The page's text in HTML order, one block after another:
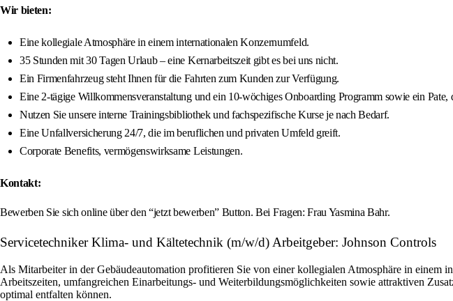
Wir bieten:
Eine kollegiale Atmosphäre in einem internationalen Konzernumfeld.
35 Stunden mit 30 Tagen Urlaub – eine Kernarbeitszeit gibt es bei uns nicht.
Ein Firmenfahrzeug steht Ihnen für die Fahrten zum Kunden zur Verfügung.
Eine 2-tägige Willkommensveranstaltung und ein 10-wöchiges Onboarding Programm sowie ein Pate,
Nutzen Sie unsere interne Trainingsbibliothek und fachspezifische Kurse je nach Bedarf.
Eine Unfallversicherung 24/7, die im beruflichen und privaten Umfeld greift.
Corporate Benefits, vermögenswirksame Leistungen.
Kontakt:
Bewerben Sie sich online über den “jetzt bewerben” Button. Bei Fragen: Frau Yasmina Bahr.
Servicetechniker Klima- und Kältetechnik (m/w/d) Arbeitgeber: Johnson Controls
Als Mitarbeiter in der Gebäudeautomation profitieren Sie von einer kollegialen Atmosphäre in
Arbeitszeiten, umfangreichen Einarbeitungs- und Weiterbildungsmöglichkeiten sowie attraktiven
optimal entfalten können.